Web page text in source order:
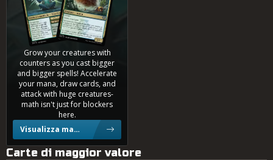
Dimir
Gruul
Grow your creatures with
counters as you cast bigger
and bigger spells! Accelerate
your mana, draw cards, and
attack with huge creatures-
math isn't just for blockers
here.
Visualizza mazzi
Carte di maggior valore